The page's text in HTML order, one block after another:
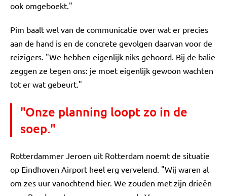
ook omgeboekt."
Pim baalt wel van de communicatie over wat er precies
aan de hand is en de concrete gevolgen daarvan voor de
reizigers. "We hebben eigenlijk niks gehoord. Bij de balie
zeggen ze tegen ons: je moet eigenlijk gewoon wachten
tot er wat gebeurt."
"Onze planning loopt zo in de
soep."
Rotterdammer Jeroen uit Rotterdam noemt de situatie
op Eindhoven Airport heel erg vervelend. "Wij waren al
om zes uur vanochtend hier. We zouden met zijn drieën